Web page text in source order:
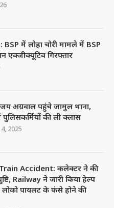
में लोहा चोरी मामले में BSP
एक्जीक्यूटिव गिरफ्तार
अग्रवाल पहुंचे जामुल थाना,
की ली क्लास
2025
Accident: कलेक्टर ने की
Railway ने जारी किया हेल्प
लोको पायलट के फंसे होने की